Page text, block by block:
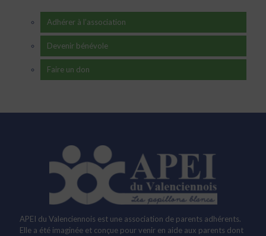
Adhérer à l’association
Devenir bénévole
Faire un don
APEI du Valenciennois est une association de parents adhérents.
Elle a été imaginée et conçue pour venir en aide aux parents dont